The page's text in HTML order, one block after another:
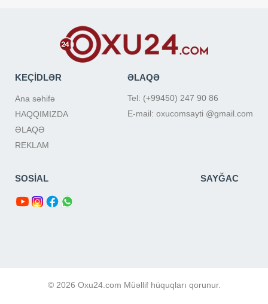
KEÇİDLƏR
Ana səhifə
HAQQIMIZDA
ƏLAQƏ
REKLAM
ƏLAQƏ
Tel: (+99450) 247 90 86
E-mail: oxucomsayti @gmail.com
SOSİAL SAYĞAC
© 2026 Oxu24.com Müəllif hüquqları qorunur.